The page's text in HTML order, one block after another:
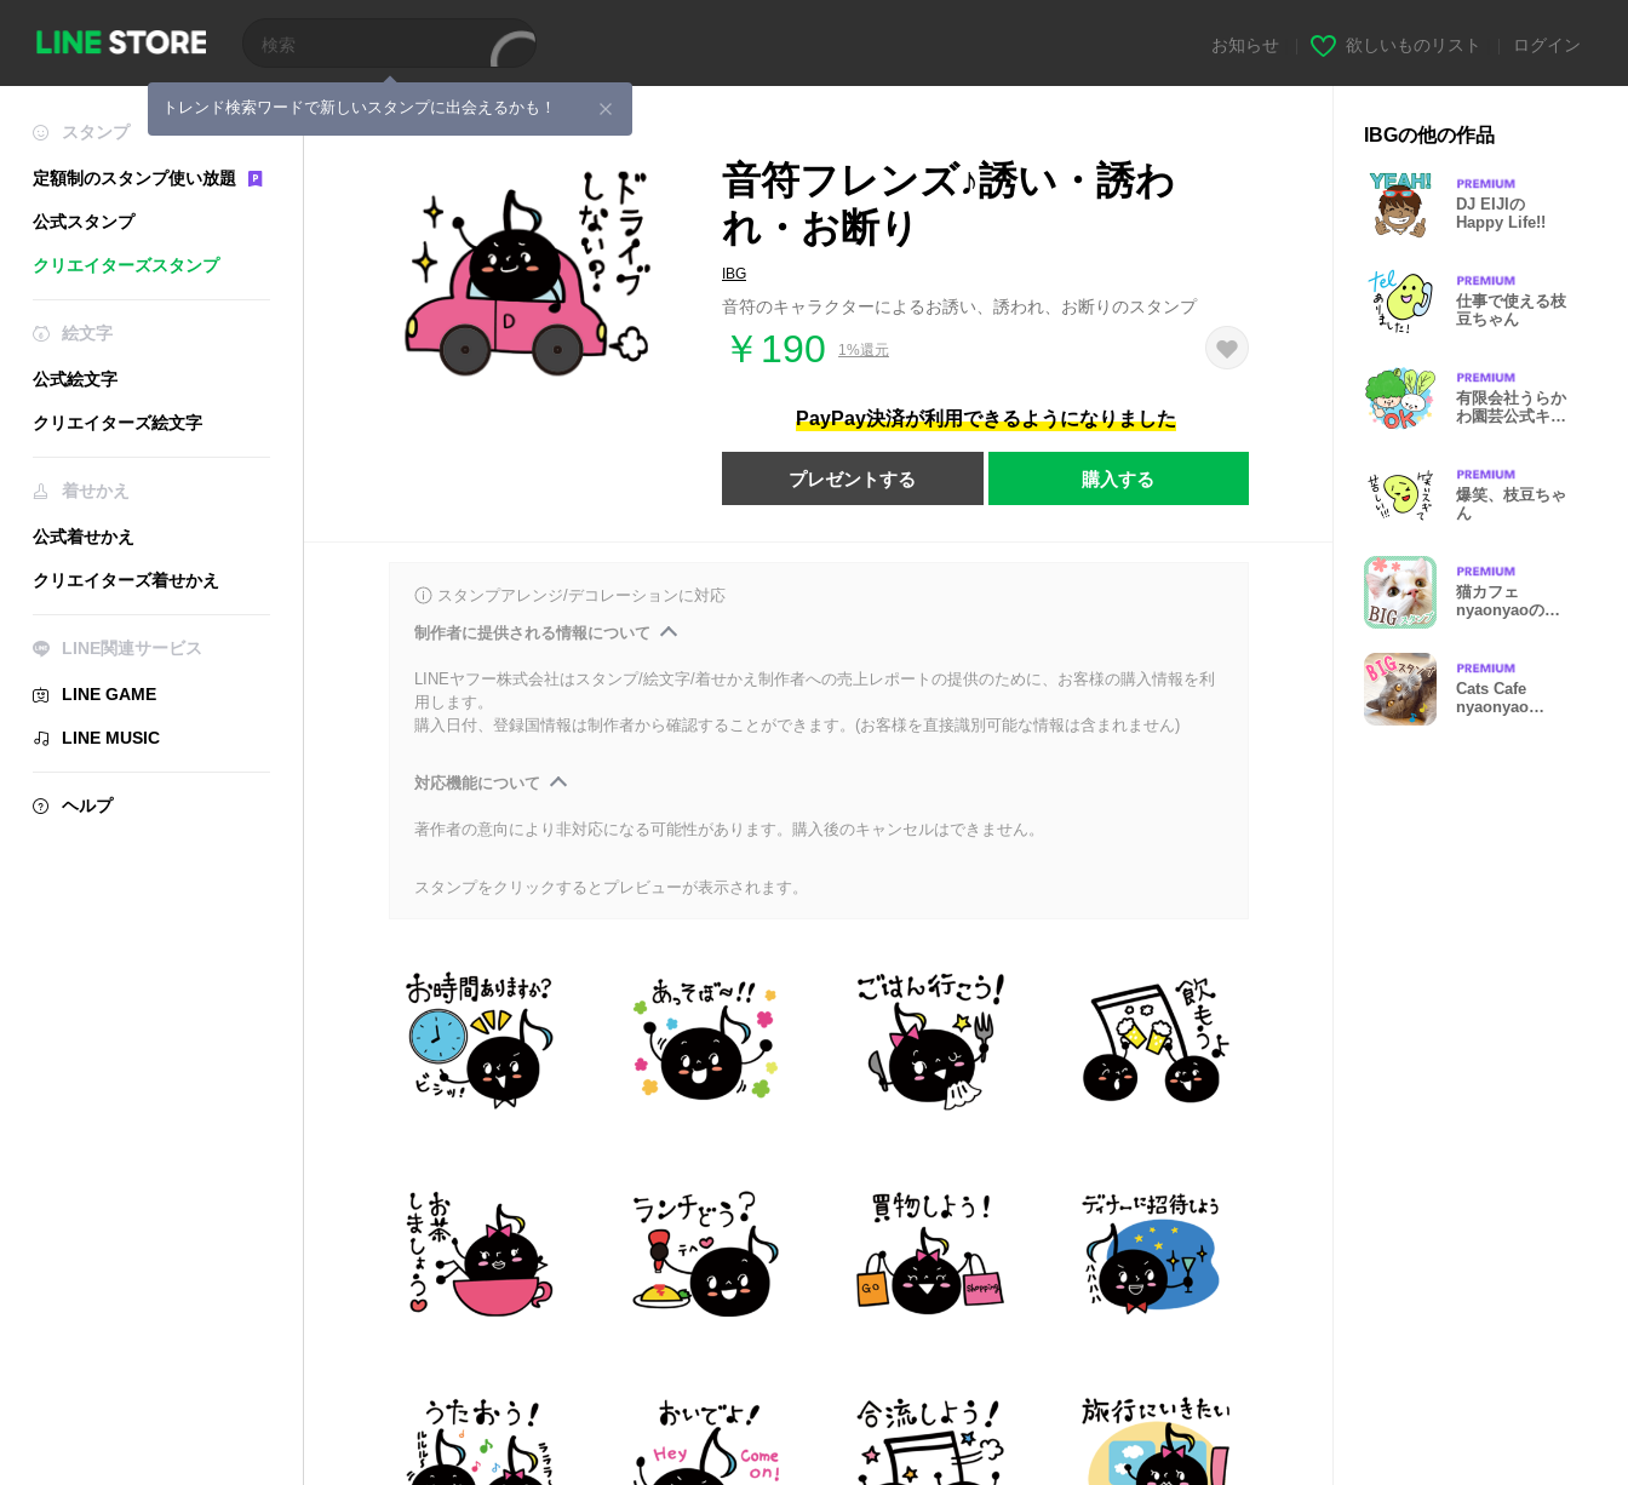
トレンド検索ワードで新しいスタンプに出会えるかも！
お知らせ 欲しいものリスト ログイン
スタンプ
定額制のスタンプ使い放題
公式スタンプ
クリエイターズスタンプ
絵文字
公式絵文字
クリエイターズ絵文字
着せかえ
公式着せかえ
クリエイターズ着せかえ
LINE関連サービス
LINE GAME
LINE MUSIC
ヘルプ
音符フレンズ♪誘い・誘わ
れ・お断り
IBG
音符のキャラクターによるお誘い、誘われ、お断りのスタンプ
￥190 1%還元
PayPay決済が利用できるようになりました
プレゼントする 購入する
スタンプアレンジ/デコレーションに対応
制作者に提供される情報について
LINEヤフー株式会社はスタンプ/絵文字/着せかえ制作者への売上レポートの提供のために、お客様の購入情報を利
用します。
購入日付、登録国情報は制作者から確認することができます。(お客様を直接識別可能な情報は含まれません)
対応機能について
著作者の意向により非対応になる可能性があります。購入後のキャンセルはできません。
スタンプをクリックするとプレビューが表示されます。
IBGの他の作品
DJ EIJIの
Happy Life!!
仕事で使える枝
豆ちゃん
有限会社うらか
わ園芸公式キャ
爆笑、枝豆ちゃ
ん
猫カフェ
nyaonyaoの猫
Cats Cafe
nyaonyao